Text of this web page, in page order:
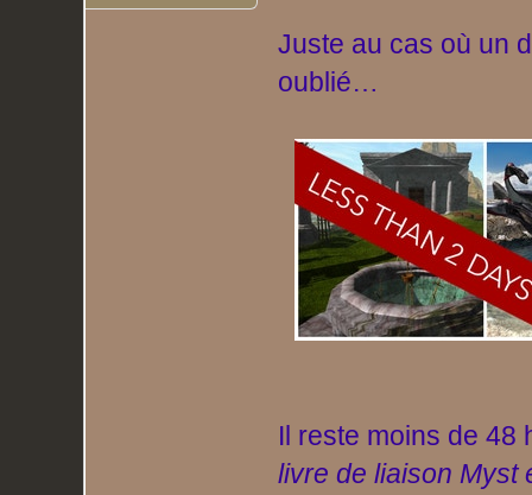
Juste au cas où un
oublié…
Il reste moins de
livre de liaison Myst